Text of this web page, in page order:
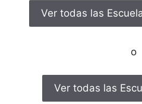
Ver todas las
o
Ver todas las